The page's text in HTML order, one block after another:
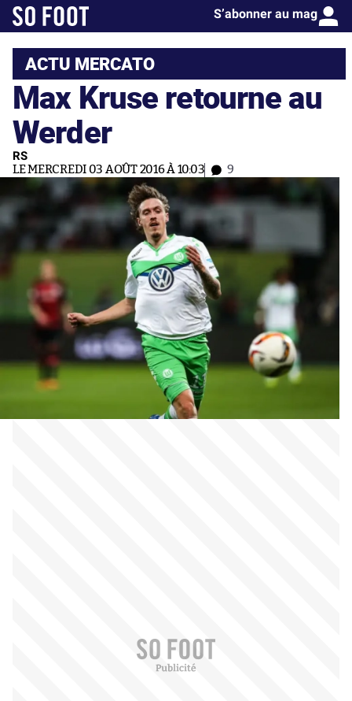
S’abonner au mag
ACTU MERCATO
Max Kruse retourne au
Werder
RS
LE MERCREDI 03 AOÛT 2016 À 10:03 9